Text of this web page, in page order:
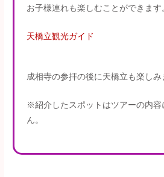
お子様連れも楽しむことができます
天橋立観光ガイド
成相寺の参拝の後に天橋立も楽しみ
※紹介したスポットはツアーの内容
ん。